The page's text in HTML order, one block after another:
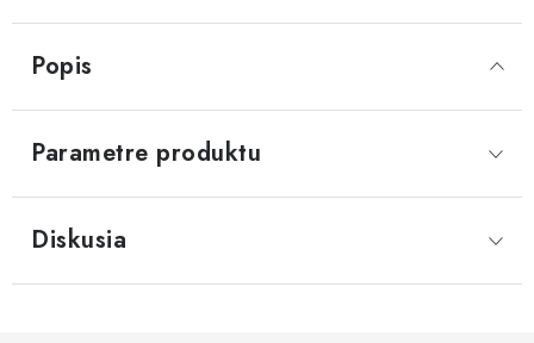
Popis
Parametre produktu
Diskusia